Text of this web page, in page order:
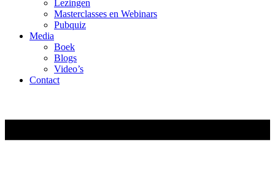
Lezingen
Masterclasses en Webinars
Pubquiz
Media
Boek
Blogs
Video’s
Contact